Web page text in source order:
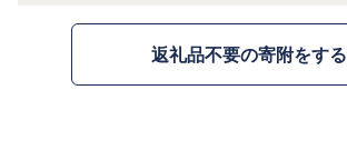
返礼品不要の寄附をする